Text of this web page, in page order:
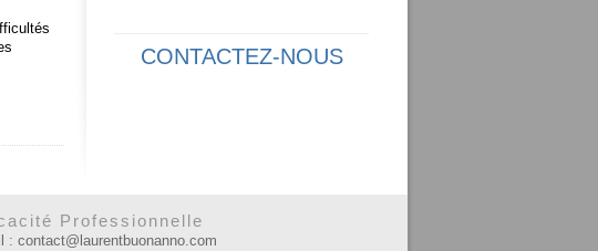
CONTACTEZ-NOUS
Professionnelle
contact@laurentbuonanno.com